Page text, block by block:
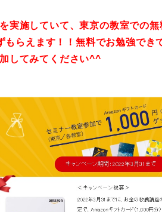
実施していて、東京の教室での
もらえます！！無料でお勉強でき
してみてください^^